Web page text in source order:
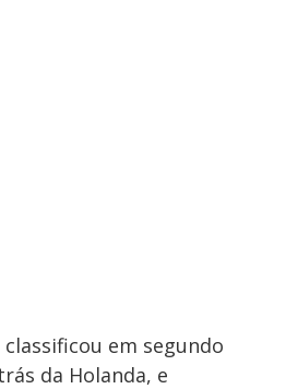
em segundo
da Holanda, e